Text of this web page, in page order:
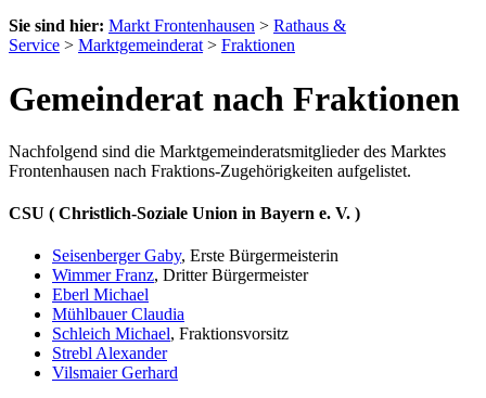
Sie sind hier: Markt Frontenhausen > Rathaus &
Service > Marktgemeinderat > Fraktionen
Gemeinderat nach Fraktionen
Nachfolgend sind die Marktgemeinderatsmitglieder des Marktes
Frontenhausen nach Fraktions-Zugehörigkeiten aufgelistet.
CSU ( Christlich-Soziale Union in Bayern e. V. )
Seisenberger Gaby, Erste Bürgermeisterin
Wimmer Franz, Dritter Bürgermeister
Eberl Michael
Mühlbauer Claudia
Schleich Michael, Fraktionsvorsitz
Strebl Alexander
Vilsmaier Gerhard